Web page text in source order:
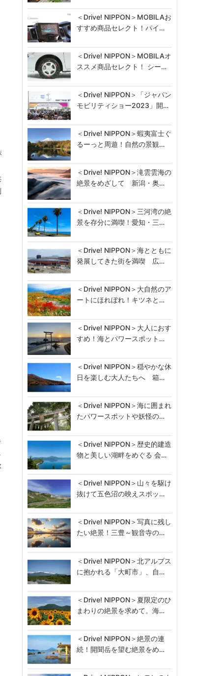
＜Drive! NIPPON＞MOBILAお
すすめ商品セレクト！パイ…
＜Drive! NIPPON＞MOBILAオ
ススメ商品セレクト！ シー…
＜Drive! NIPPON＞「ジャパン
モビリティショー2023」開…
＜Drive! NIPPON＞蝦夷富士ぐ
るーっと周遊！自然の景観…
＜Drive! NIPPON＞滝雲雲海の
絶景をめざして 新潟・奥…
＜Drive! NIPPON＞三河湾の絶
景を存分に満喫！愛知・三…
＜Drive! NIPPON＞海とともに
発展してきた街を満喫 広…
＜Drive! NIPPON＞大自然のア
ートにほれぼれ！キツネと…
＜Drive! NIPPON＞大人におす
すめ！海とパワースポット…
＜Drive! NIPPON＞穏やかな休
日を楽しむ大人たちへ 箱…
＜Drive! NIPPON＞海に囲まれ
たパワースポットや妖怪の…
＜Drive! NIPPON＞歴史的建造
物と美しい湖畔をめぐる 会…
＜Drive! NIPPON＞山々を駆け
抜けて五色沼の映えスポッ…
＜Drive! NIPPON＞写真に残し
たい絶景！三豊～観音寺の…
＜Drive! NIPPON＞北アルプス
に抱かれる「大町市」、自…
＜Drive! NIPPON＞夏限定のひ
まわりの絶景を求めて。海…
＜Drive! NIPPON＞絶景の連
続！開聞岳を望む絶景をめ…